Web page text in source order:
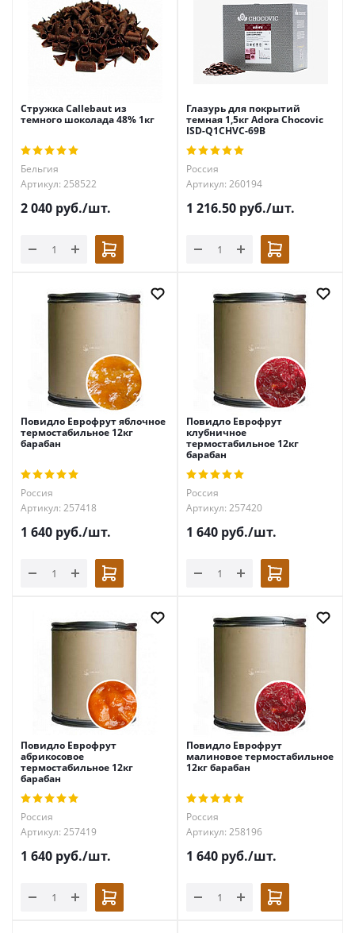
Стружка Callebaut из
темного шоколада 48% 1кг
Бельгия
Артикул: 258522
2 040 руб./шт.
Глазурь для покрытий
темная 1,5кг Adora Chocovic
ISD-Q1CHVC-69B
Россия
Артикул: 260194
1 216.50 руб./шт.
Повидло Еврофрут яблочное
термостабильное 12кг
барабан
Россия
Артикул: 257418
1 640 руб./шт.
Повидло Еврофрут
клубничное
термостабильное 12кг
барабан
Россия
Артикул: 257420
1 640 руб./шт.
Повидло Еврофрут
абрикосовое
термостабильное 12кг
барабан
Россия
Артикул: 257419
1 640 руб./шт.
Повидло Еврофрут
малиновое термостабильное
12кг барабан
Россия
Артикул: 258196
1 640 руб./шт.